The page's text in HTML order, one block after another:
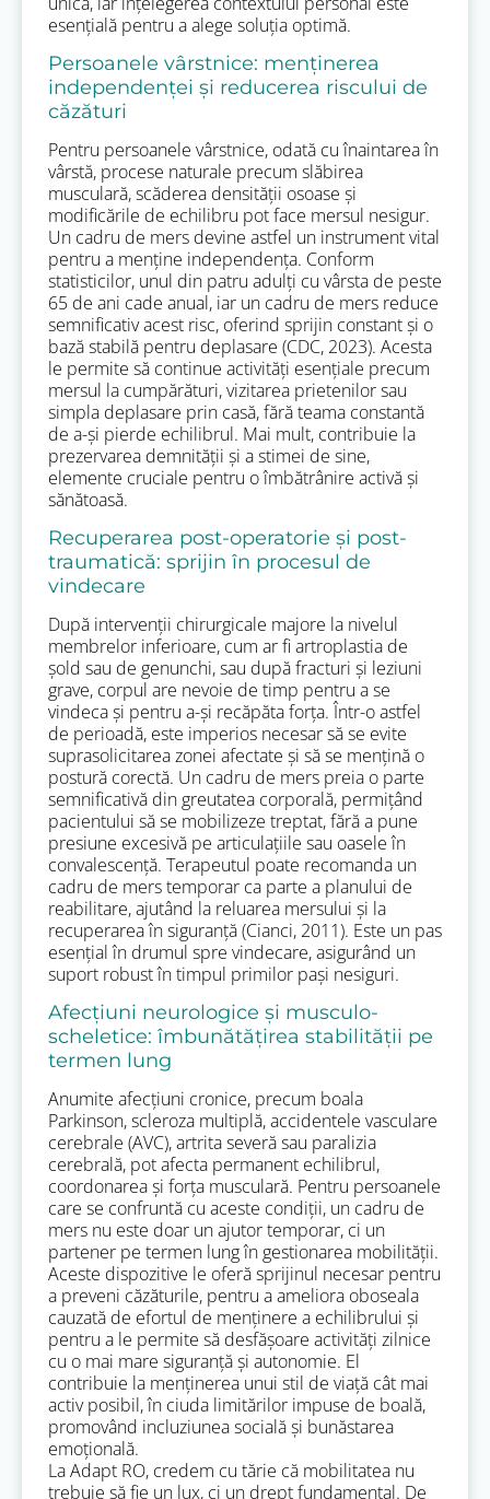
esențială pentru a alege soluția optimă.
Persoanele vârstnice: menținerea
independenței și reducerea riscului de
căzături
Pentru persoanele vârstnice, odată cu înaintarea în
vârstă, procese naturale precum slăbirea
musculară, scăderea densității osoase și
modificările de echilibru pot face mersul nesigur.
Un cadru de mers devine astfel un instrument vital
pentru a menține independența. Conform
statisticilor, unul din patru adulți cu vârsta de peste
65 de ani cade anual, iar un cadru de mers reduce
semnificativ acest risc, oferind sprijin constant și o
bază stabilă pentru deplasare (CDC, 2023). Acesta
le permite să continue activități esențiale precum
mersul la cumpărături, vizitarea prietenilor sau
simpla deplasare prin casă, fără teama constantă
de a-și pierde echilibrul. Mai mult, contribuie la
prezervarea demnității și a stimei de sine,
elemente cruciale pentru o îmbătrânire activă și
sănătoasă.
Recuperarea post-operatorie și post-
traumatică: sprijin în procesul de
vindecare
După intervenții chirurgicale majore la nivelul
membrelor inferioare, cum ar fi artroplastia de
șold sau de genunchi, sau după fracturi și leziuni
grave, corpul are nevoie de timp pentru a se
vindeca și pentru a-și recăpăta forța. Într-o astfel
de perioadă, este imperios necesar să se evite
suprasolicitarea zonei afectate și să se mențină o
postură corectă. Un cadru de mers preia o parte
semnificativă din greutatea corporală, permițând
pacientului să se mobilizeze treptat, fără a pune
presiune excesivă pe articulațiile sau oasele în
convalescență. Terapeutul poate recomanda un
cadru de mers temporar ca parte a planului de
reabilitare, ajutând la reluarea mersului și la
recuperarea în siguranță (Cianci, 2011). Este un pas
esențial în drumul spre vindecare, asigurând un
suport robust în timpul primilor pași nesiguri.
Afecțiuni neurologice și musculo-
scheletice: îmbunătățirea stabilității pe
termen lung
Anumite afecțiuni cronice, precum boala
Parkinson, scleroza multiplă, accidentele vasculare
cerebrale (AVC), artrita severă sau paralizia
cerebrală, pot afecta permanent echilibrul,
coordonarea și forța musculară. Pentru persoanele
care se confruntă cu aceste condiții, un cadru de
mers nu este doar un ajutor temporar, ci un
partener pe termen lung în gestionarea mobilității.
Aceste dispozitive le oferă sprijinul necesar pentru
a preveni căzăturile, pentru a ameliora oboseala
cauzată de efortul de menținere a echilibrului și
pentru a le permite să desfășoare activități zilnice
cu o mai mare siguranță și autonomie. El
contribuie la menținerea unui stil de viață cât mai
activ posibil, în ciuda limitărilor impuse de boală,
promovând incluziunea socială și bunăstarea
emoțională.
La Adapt RO, credem cu tărie că mobilitatea nu
trebuie să fie un lux, ci un drept fundamental. De